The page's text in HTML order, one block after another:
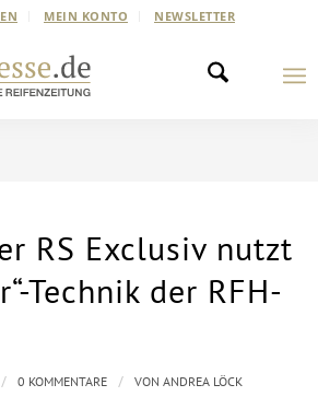
MEIN KONTO NEWSLETTER
RS Exclusiv nutzt
Technik der RFH-
/ 0 KOMMENTARE / VONANDREA LÖCK